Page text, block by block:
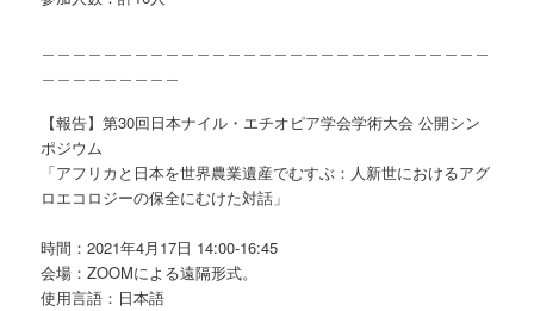
【報告】第30回日本ナイル・エチオピア学会学術大会 公開シン
ポジウム
「アフリカと日本を世界農業遺産でむすぶ：人新世におけるアグ
ロエコロジーの保全にむけた対話」
時間：2021年4月17日 14:00-16:45
会場：ZOOMによる遠隔形式。
使用言語：日本語